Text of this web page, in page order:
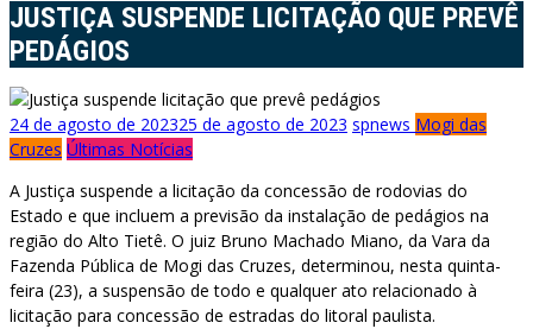
JUSTIÇA SUSPENDE LICITAÇÃO QUE PREVÊ
PEDÁGIOS
24 de agosto de 202325 de agosto de 2023 spnews Mogi das
Cruzes Últimas Notícias
A Justiça suspende a licitação da concessão de rodovias do
Estado e que incluem a previsão da instalação de pedágios na
região do Alto Tietê. O juiz Bruno Machado Miano, da Vara da
Fazenda Pública de Mogi das Cruzes, determinou, nesta quinta-
feira (23), a suspensão de todo e qualquer ato relacionado à
licitação para concessão de estradas do litoral paulista.